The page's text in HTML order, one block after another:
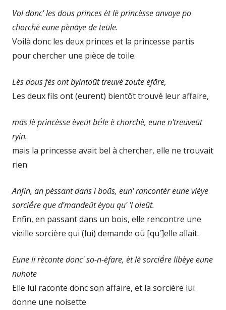
Vol donc' les dous princes èt lè princèsse anvoye po
chorchè eune pènāye de teūle.
Voilà donc les deux princes et la princesse partis
pour chercher une pièce de toile.
Lès dous fès ont byintoūt treuvè zoute èfāre,
Les deux fils ont (eurent) bientôt trouvé leur affaire,
mās lè princèsse èveūt bḗle è chorchè, eune n'treuveūt
ryin.
mais la princesse avait bel à chercher, elle ne trouvait
rien.
Anfin, an pèssant dans i boūs, eun' rancontèr eune vièye
sorciḗre que d'mandeūt èyou qu' 'l oleūt.
Enfin, en passant dans un bois, elle rencontre une
vieille sorcière qui (lui) demande où [qu']elle allait.
Eune li rèconte donc' so-n-èfare, èt lè sorciḗre libèye eune
nuhote
Elle lui raconte donc son affaire, et la sorcière lui
donne une noisette